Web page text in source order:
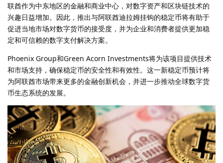
联酋作为中东地区的金融和商业中心，对数字资产和区块链技术的
兴趣日益增加。因此，推出与阿联酋迪拉姆挂钩的稳定币将有助于
促进当地市场对数字货币的接受度，并为企业和消费者提供更加稳
定和可信赖的数字支付解决方案。
Phoenix Group和Green Acorn Investments将为该项目提供技术
和市场支持，确保稳定币的安全性和有效性。这一新稳定币预计将
为阿联酋市场带来更多的金融创新机会，并进一步推动全球数字货
币生态系统的发展。